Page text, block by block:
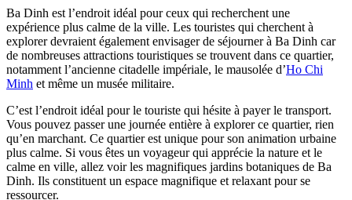
Ba Dinh est l’endroit idéal pour ceux qui recherchent une
expérience plus calme de la ville. Les touristes qui cherchent à
explorer devraient également envisager de séjourner à Ba Dinh car
de nombreuses attractions touristiques se trouvent dans ce quartier,
notamment l’ancienne citadelle impériale, le mausolée d’Ho Chi
Minh et même un musée militaire.
C’est l’endroit idéal pour le touriste qui hésite à payer le transport.
Vous pouvez passer une journée entière à explorer ce quartier, rien
qu’en marchant. Ce quartier est unique pour son animation urbaine
plus calme. Si vous êtes un voyageur qui apprécie la nature et le
calme en ville, allez voir les magnifiques jardins botaniques de Ba
Dinh. Ils constituent un espace magnifique et relaxant pour se
ressourcer.